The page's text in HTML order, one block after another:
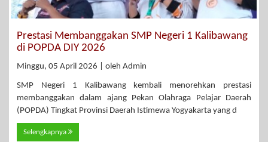
Prestasi Membanggakan SMP Negeri 1 Kalibawang
di POPDA DIY 2026
Minggu, 05 April 2026 | oleh Admin
SMP Negeri 1 Kalibawang kembali menorehkan prestasi
membanggakan dalam ajang Pekan Olahraga Pelajar Daerah
(POPDA) Tingkat Provinsi Daerah Istimewa Yogyakarta yang d
Selengkapnya